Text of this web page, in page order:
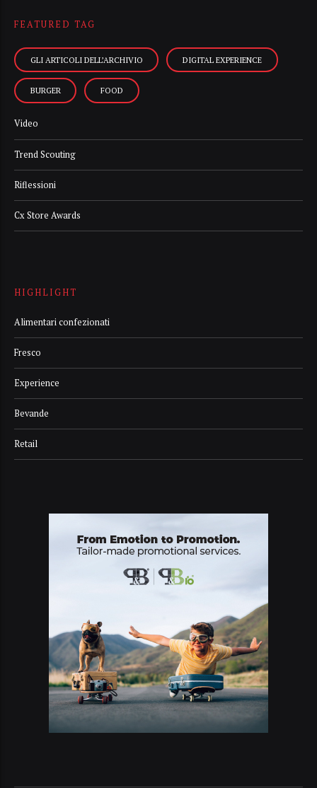
FEATURED TAG
GLI ARTICOLI DELL’ARCHIVIO DIGITAL EXPERIENCE
BURGER FOOD
Video
Trend Scouting
Riflessioni
Cx Store Awards
HIGHLIGHT
Alimentari confezionati
Fresco
Experience
Bevande
Retail